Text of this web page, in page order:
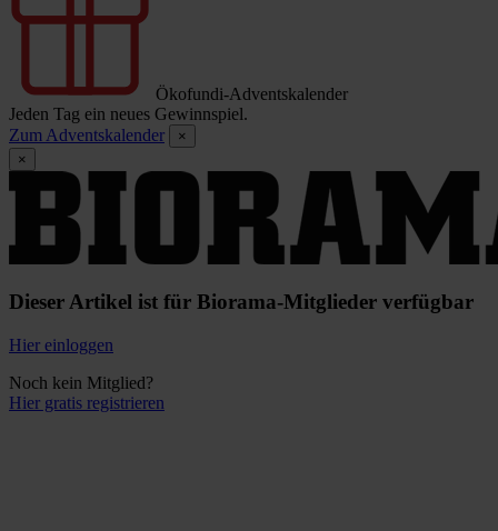
Ökofundi-Adventskalender
Jeden Tag ein neues Gewinnspiel.
Zum Adventskalender
×
×
Dieser Artikel ist für Biorama-Mitglieder verfügbar
Hier einloggen
Noch kein Mitglied?
Hier gratis registrieren